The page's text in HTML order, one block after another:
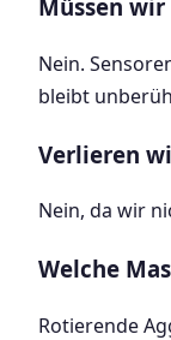
Müssen wir
Nein.
bleibt
Verlieren
Nein, da wir
Welche
Rotierende